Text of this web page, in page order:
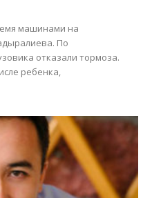
машинами на
По
отказали тормоза.
ребенка,